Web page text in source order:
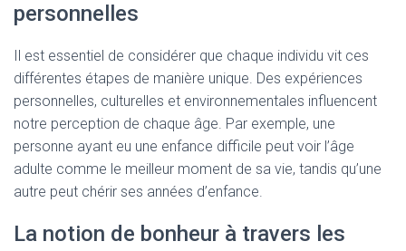
personnelles
Il est essentiel de considérer que chaque individu vit ces
différentes étapes de manière unique. Des expériences
personnelles, culturelles et environnementales influencent
notre perception de chaque âge. Par exemple, une
personne ayant eu une enfance difficile peut voir l’âge
adulte comme le meilleur moment de sa vie, tandis qu’une
autre peut chérir ses années d’enfance.
La notion de bonheur à travers les